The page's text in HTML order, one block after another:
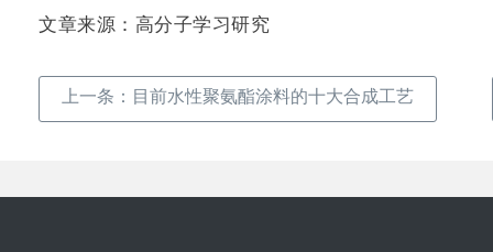
文章来源：高分子学习研究
上一条： 目前水性聚氨酯涂料的十大合成工艺